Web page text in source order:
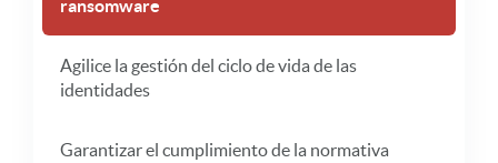
ransomware
Agilice la gestión del ciclo de vida de las
identidades
Garantizar el cumplimiento de la normativa